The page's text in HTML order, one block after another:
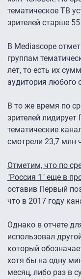
тематическое ТВ
зрителей старше 55
В Mediascope
группам
лет, то есть их
аудитория любого
В то же время по
зрителей
тематические
смотрели 23,7 млн
Отметим, что по
"Россия 1" еще в
оставив Первый
что в 2017 году
Однако в отчете
использовал
который
хотя бы на одну
месяц, либо раз в